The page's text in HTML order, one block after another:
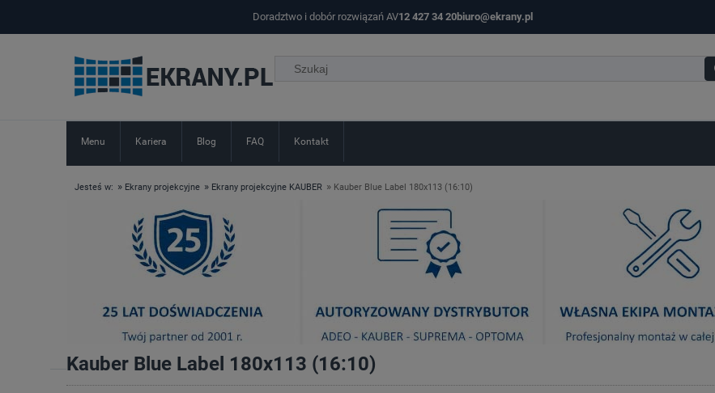
Doradztwo i dobór rozwiązań AV12 427 34 20biuro@ekrany.pl
Menu Kariera Blog FAQ Kontakt
Jesteś w: » Ekrany projekcyjne » Ekrany projekcyjne KAUBER » Kauber Blue Label 180x113 (16:10)
Kauber Blue Label 180x113 (16:10)